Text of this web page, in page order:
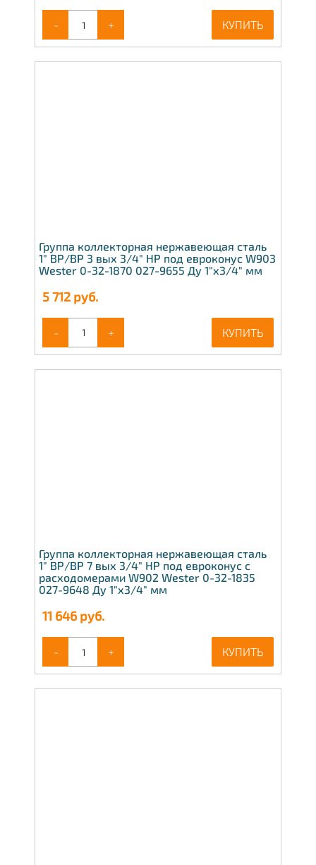
- + КУПИТЬ
Группа коллекторная нержавеющая сталь
1" ВР/ВР 3 вых 3/4" НР под евроконус W903
Wester 0-32-1870 027-9655 Ду 1"х3/4" мм
5 712 руб.
- + КУПИТЬ
Группа коллекторная нержавеющая сталь
1" ВР/ВР 7 вых 3/4" НР под евроконус с
расходомерами W902 Wester 0-32-1835
027-9648 Ду 1"х3/4" мм
11 646руб.
- + КУПИТЬ